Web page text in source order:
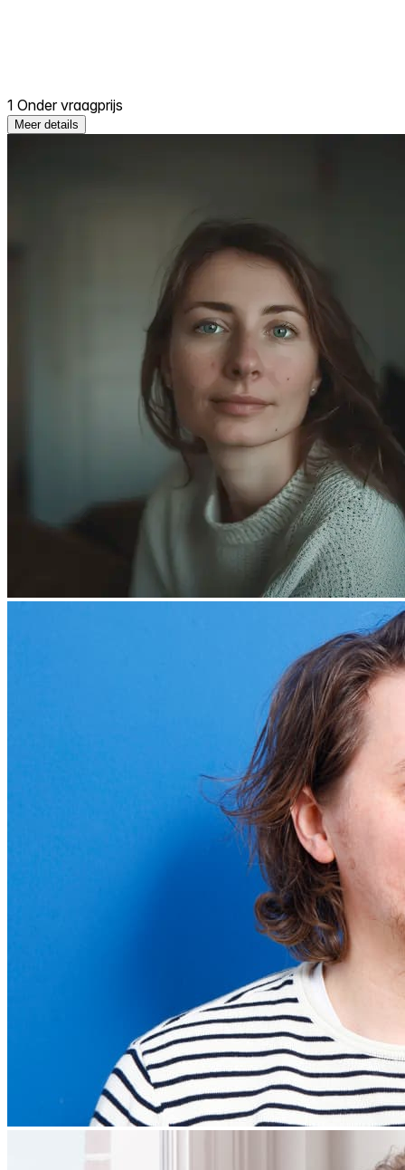
1 Onder vraagprijs
Meer details